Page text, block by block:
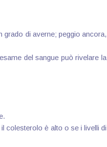
grado di averne; peggio ancora,
del sangue può rivelare la
colesterolo è alto o se i livelli di